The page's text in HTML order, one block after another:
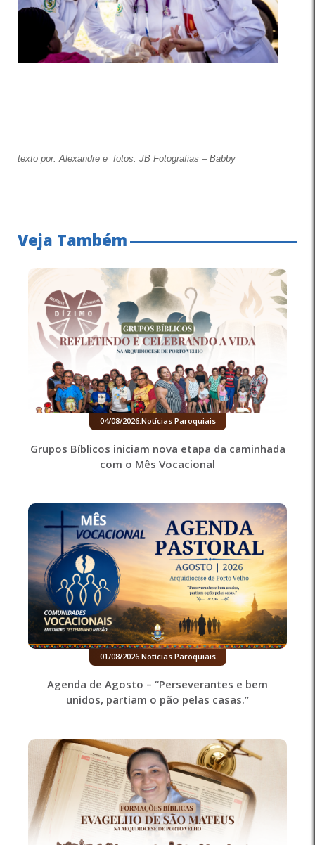
texto por: Alexandre e fotos: JB Fotografias – Babby
Veja Também
04/08/2026.Notícias Paroquiais
Grupos Bíblicos iniciam nova etapa da caminhada
com o Mês Vocacional
01/08/2026.Notícias Paroquiais
Agenda de Agosto – “Perseverantes e bem
unidos, partiam o pão pelas casas.”